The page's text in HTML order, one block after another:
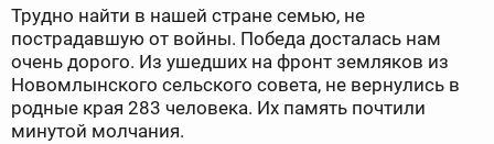
Трудно найти в нашей стране семью, не
пострадавшую от войны. Победа досталась нам
очень дорого. Из ушедших на фронт земляков из
Новомлынского сельского совета, не вернулись в
родные края 283 человека. Их память почтили
минутой молчания.